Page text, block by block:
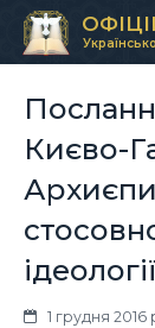
Києво-
ідеології
1 грудня 2016